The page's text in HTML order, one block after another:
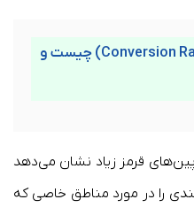
نرخ تبدیل (Conversion Rate) چیست و
قرمز زیاد نشان‌ می‌دهد
را در مورد مناطق خاصی که